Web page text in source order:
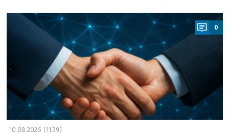
a
0
10.08.2026 (11:39)